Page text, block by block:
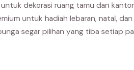
dekorasi ruang tamu dan
untuk hadiah lebaran, natal,
segar pilihan yang tiba setiap